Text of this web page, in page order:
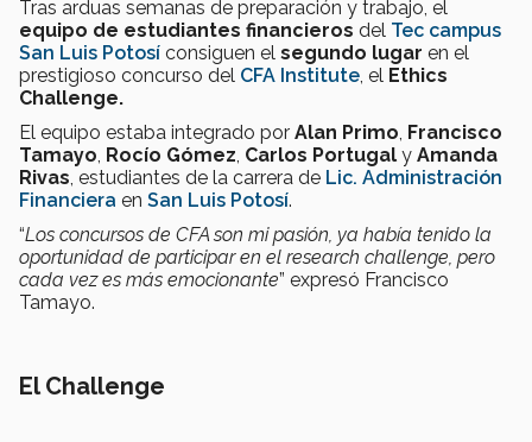
Tras arduas semanas de preparación y trabajo, el
equipo de estudiantes financieros del Tec campus
San Luis Potosí consiguen el segundo lugar en el
prestigioso concurso del CFA Institute , el Ethics
Challenge.
El equipo estaba integrado por Alan Primo Francisco
Tamayo Rocío Gómez Carlos Portugal y Amanda
Rivas , estudiantes de la carrera de Lic. Administración
Financiera en San Luis Potosí.
“Los concursos de CFA son mi pasión, ya había tenido la
oportunidad de participar en el research challenge, pero
cada vez es más emocionante” expresó Francisco
Tamayo.
El Challenge